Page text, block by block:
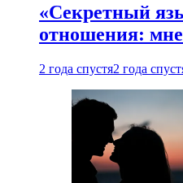
«Секретный
отношения:
2 года спустя2 года